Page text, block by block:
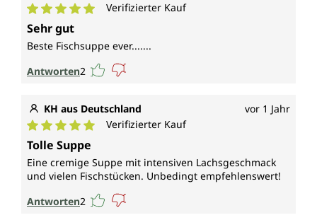
Durchschnittliche Bewertung von 5 von 5 Sternen
Verifizierter Kauf
Sehr gut
Beste Fischsuppe ever.......
Antworten2
KH aus Deutschland vor 1 Jahr
Durchschnittliche Bewertung von 5 von 5 Sternen
Verifizierter Kauf
Tolle Suppe
Eine cremige Suppe mit intensiven Lachsgeschmack
und vielen Fischstücken. Unbedingt empfehlenswert!
Antworten2